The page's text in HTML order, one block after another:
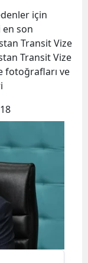
için
en son
Transit Vize
Transit Vize
fotoğrafları ve